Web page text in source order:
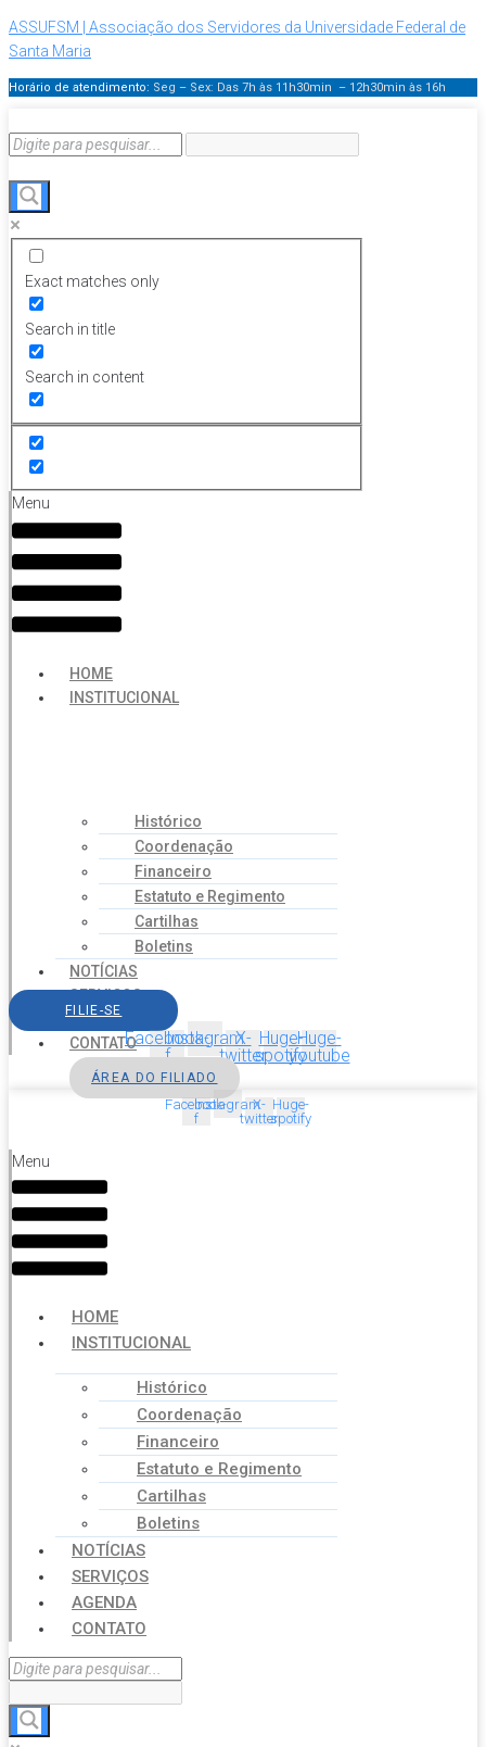
ASSUFSM | Associação dos Servidores da Universidade Federal de
Santa Maria
Horário de atendimento: Seg – Sex: Das 7h às 11h30min – 12h30min às 16h
Exact matches only
Search in title
Search in content
Menu
HOME
INSTITUCIONAL
Histórico
Coordenação
Financeiro
Estatuto e Regimento
Cartilhas
Boletins
NOTÍCIAS
SERVIÇOS
AGENDA
CONTATO
FILIE-SE
Facebook-
f
InstagramX-
twitter
Huge-
spotify
Huge-
youtube
ÁREA DO FILIADO
Facebook-
f
InstagramX-
twitter
Huge-
spotify
Menu
HOME
INSTITUCIONAL
Histórico
Coordenação
Financeiro
Estatuto e Regimento
Cartilhas
Boletins
NOTÍCIAS
SERVIÇOS
AGENDA
CONTATO